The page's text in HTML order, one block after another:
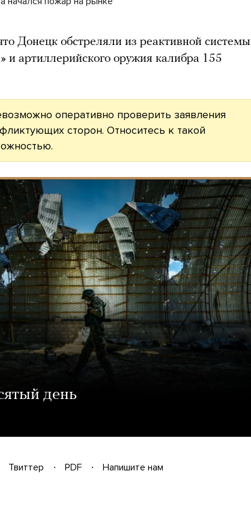
Донецк обстреляли из реактивной системы
и артиллерийского оружия калибра 155
оперативно проверить заявления
сторон. Относитесь к такой
день
Твиттер PDF
Напишите нам